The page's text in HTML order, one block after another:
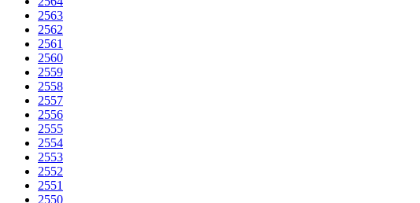
2563
2562
2561
2560
2559
2558
2557
2556
2555
2554
2553
2552
2551
2550